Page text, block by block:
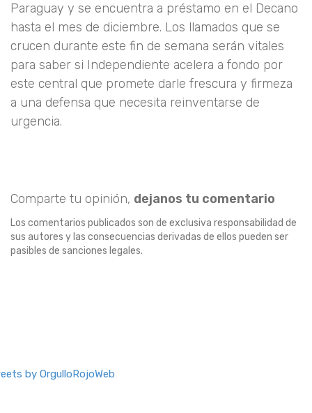
Paraguay y se encuentra a préstamo en el Decano
hasta el mes de diciembre. Los llamados que se
crucen durante este fin de semana serán vitales
para saber si Independiente acelera a fondo por
este central que promete darle frescura y firmeza
a una defensa que necesita reinventarse de
urgencia.
Comparte tu opinión, dejanos tu comentario
Los comentarios publicados son de exclusiva responsabilidad de
sus autores y las consecuencias derivadas de ellos pueden ser
pasibles de sanciones legales.
by OrgulloRojoWeb